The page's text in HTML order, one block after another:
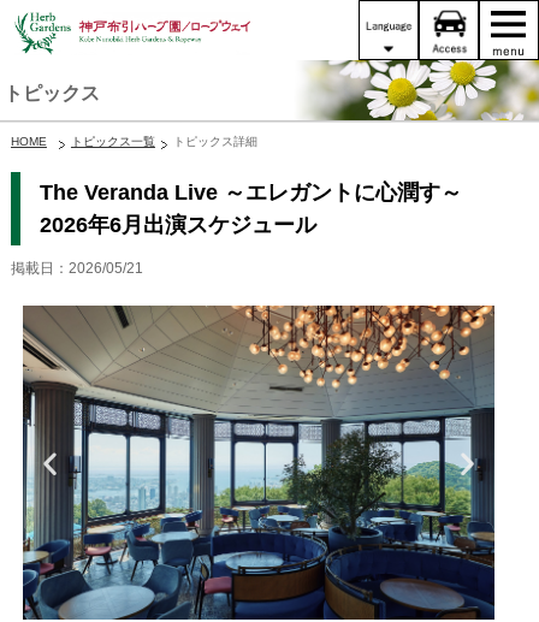
トピックス
HOME トピックス一覧 トピックス詳細
The Veranda Live ～エレガントに心潤す～
2026年6月出演スケジュール
掲載日：2026/05/21